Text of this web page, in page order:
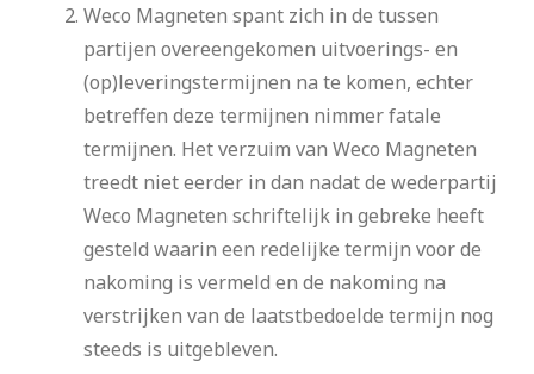
Weco Magneten spant zich in de tussen
partijen overeengekomen uitvoerings- en
(op)leveringstermijnen na te komen, echter
betreffen deze termijnen nimmer fatale
termijnen. Het verzuim van Weco Magneten
treedt niet eerder in dan nadat de wederpartij
Weco Magneten schriftelijk in gebreke heeft
gesteld waarin een redelijke termijn voor de
nakoming is vermeld en de nakoming na
verstrijken van de laatstbedoelde termijn nog
steeds is uitgebleven.